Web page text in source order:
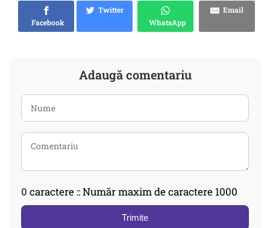
Facebook
Twitter
WhatsApp
Email
Adaugă comentariu
0 caractere :: Număr maxim de caractere 1000
Trimite